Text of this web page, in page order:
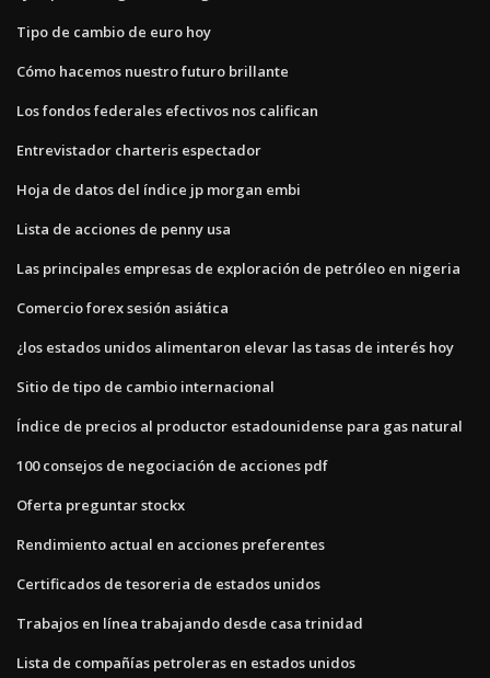
Tipo de cambio de euro hoy
Cómo hacemos nuestro futuro brillante
Los fondos federales efectivos nos califican
Entrevistador charteris espectador
Hoja de datos del índice jp morgan embi
Lista de acciones de penny usa
Las principales empresas de exploración de petróleo en nigeria
Comercio forex sesión asiática
¿los estados unidos alimentaron elevar las tasas de interés hoy
Sitio de tipo de cambio internacional
Índice de precios al productor estadounidense para gas natural
100 consejos de negociación de acciones pdf
Oferta preguntar stockx
Rendimiento actual en acciones preferentes
Certificados de tesoreria de estados unidos
Trabajos en línea trabajando desde casa trinidad
Lista de compañías petroleras en estados unidos